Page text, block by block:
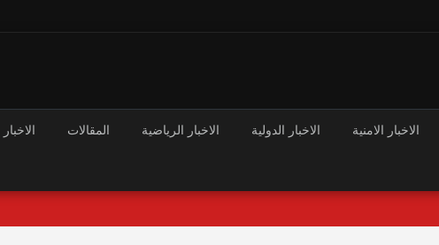
الاخبار الامنية الاخبار الدولية الاخبار الرياضية المقالات